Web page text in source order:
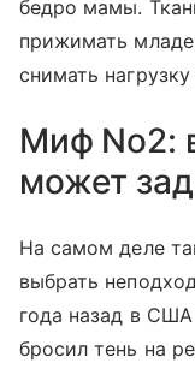
бедро мамы.
прижимать
снимать
Миф No2:
может
На самом деле
выбрать
года назад в
бросил тень на